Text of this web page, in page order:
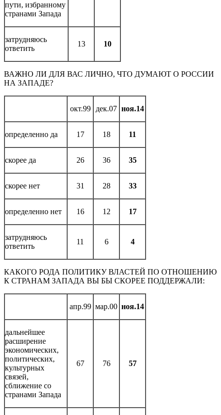
пути, избранному
странами Запада
затрудняюсь
ответить
13 10
ВАЖНО ЛИ ДЛЯ ВАС ЛИЧНО, ЧТО ДУМАЮТ О РОССИИ
НА ЗАПАДЕ?
окт.99 дек.07 ноя.14
определенно да 17 18 11
скорее да 26 36 35
скорее нет 31 28 33
определенно нет 16 12 17
затрудняюсь
ответить
11 6 4
КАКОГО РОДА ПОЛИТИКУ ВЛАСТЕЙ ПО ОТНОШЕНИЮ
К СТРАНАМ ЗАПАДА ВЫ БЫ СКОРЕЕ ПОДДЕРЖАЛИ:
апр.99 мар.00 ноя.14
дальнейшее
расширение
экономических,
политических,
культурных
связей,
сближение со
странами Запада
67 76 57